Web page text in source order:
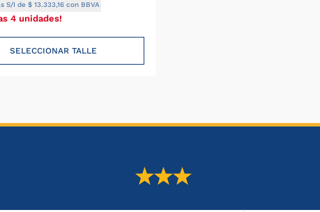
S/I de $ 13.333,16con BBVA
4 unidades!
SELECCIONAR TALLE